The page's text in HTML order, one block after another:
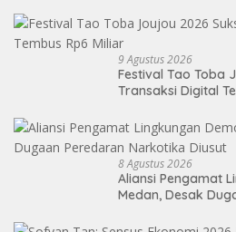
Kepulauan Nias
9 Agustus 2026
Festival Tao Toba
Transaksi Digital
8 Agustus 2026
Aliansi Pengamat
Medan, Desak